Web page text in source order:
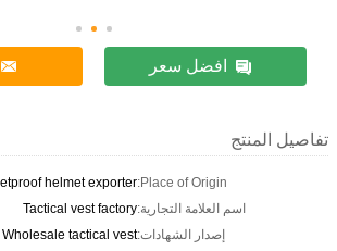
افضل سعر اتصل بنا
Place of Origin:
bulletproof helmet exporter
اسم العلامة التجارية:Tactical vest factory
إصدار الشهادات:Wholesale tactical vest